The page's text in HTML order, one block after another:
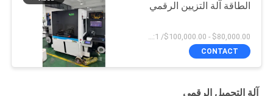
الطاقة آلة التزيين الرقمي
$80,000.00 - $100,000.00/ piece negotiable MOQ:1
CONTACT
آلة التجميل الرقمي